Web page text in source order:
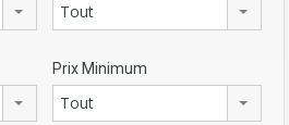
Tout
Prix Minimum
Tout